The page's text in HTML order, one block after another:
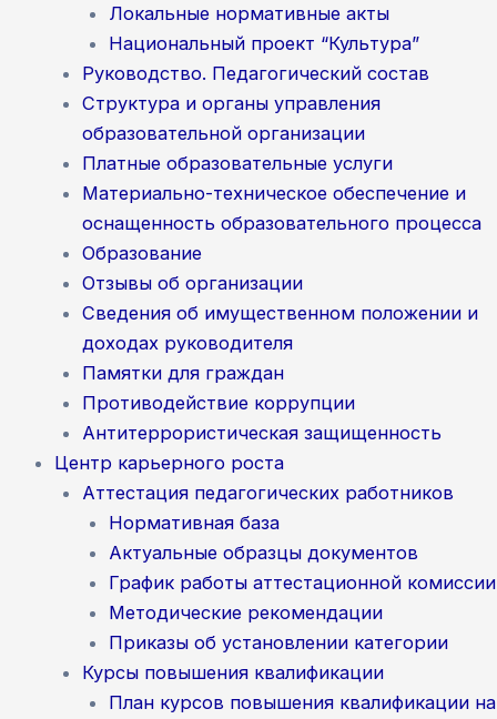
Локальные нормативные акты
Национальный проект “Культура”
Руководство. Педагогический состав
Структура и органы управления
образовательной организации
Платные образовательные услуги
Материально-техническое обеспечение и
оснащенность образовательного процесса
Образование
Отзывы об организации
Сведения об имущественном положении и
доходах руководителя
Памятки для граждан
Противодействие коррупции
Антитеррористическая защищенность
Центр карьерного роста
Аттестация педагогических работников
Нормативная база
Актуальные образцы документов
График работы аттестационной комиссии
Методические рекомендации
Приказы об установлении категории
Курсы повышения квалификации
План курсов повышения квалификации на